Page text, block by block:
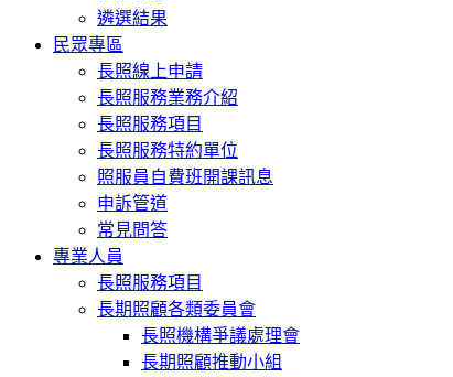
遴選結果
民眾專區
長照線上申請
長照服務業務介紹
長照服務項目
長照服務特約單位
照服員自費班開課訊息
申訴管道
常見問答
專業人員
長照服務項目
長期照顧各類委員會
長照機構爭議處理會
長期照顧推動小組